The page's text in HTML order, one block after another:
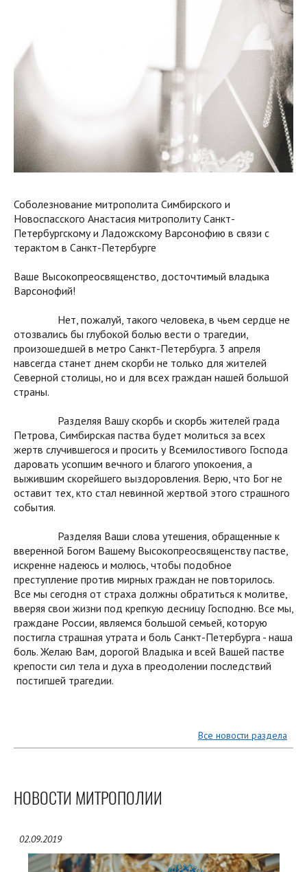
Соболезнование митрополита Симбирского и
Новоспасского Анастасия митрополиту Санкт-
Петербургскому и Ладожскому Варсонофию в связи с
терактом в Санкт-Петербурге
Ваше Высокопреосвященство, досточтимый владыка
Варсонофий!
Нет, пожалуй, такого человека, в чьем сердце не
отозвались бы глубокой болью вести о трагедии,
произошедшей в метро Санкт-Петербурга. 3 апреля
навсегда станет днем скорби не только для жителей
Северной столицы, но и для всех граждан нашей большой
страны.
Разделяя Вашу скорбь и скорбь жителей града
Петрова, Симбирская паства будет молиться за всех
жертв случившегося и просить у Всемилостивого Господа
даровать усопшим вечного и благого упокоения, а
выжившим скорейшего выздоровления. Верю, что Бог не
оставит тех, кто стал невинной жертвой этого страшного
события.
Разделяя Ваши слова утешения, обращенные к
вверенной Богом Вашему Высокопреосвященству пастве,
искренне надеюсь и молюсь, чтобы подобное
преступление против мирных граждан не повторилось.
Все мы сегодня от страха должны обратиться к молитве,
вверяя свои жизни под крепкую десницу Господню. Все мы,
граждане России, являемся большой семьей, которую
постигла страшная утрата и боль Санкт-Петербурга - наша
боль. Желаю Вам, дорогой Владыка и всей Вашей пастве
крепости сил тела и духа в преодолении последствий
постигшей трагедии.
Все новости раздела
НОВОСТИ МИТРОПОЛИИ
02.09.2019